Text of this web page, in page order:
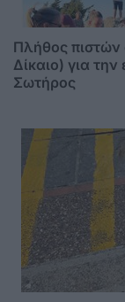
Πλήθος πιστών
Δίκαιο) για
Σωτήρος